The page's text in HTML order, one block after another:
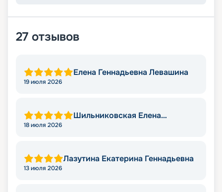
27 отзывов
Елена Геннадьевна Левашина
19 июля 2026
Шильниковская Елена
18 июля 2026
Лазутина Екатерина Геннадьевна
13 июля 2026